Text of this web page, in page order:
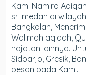
Kami Namira
sri medan di
Bangkalan,
Walimah aqiqah,
hajatan lainnya.
Sidoarjo, Gresik,
pesan pada Kami.